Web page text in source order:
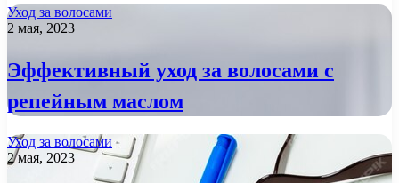
Уход за волосами
2 мая, 2023
Эффективный уход за волосами с
репейным маслом
Уход за волосами
2 мая, 2023